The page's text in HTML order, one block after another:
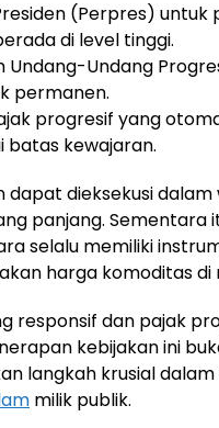
(Perpres) untuk
di level tinggi.
Undang-Undang
permanen.
progresif yang
batas kewajaran.
dieksekusi
panjang. Sementara
selalu memiliki
harga komoditas di
responsif dan pajak
kebijakan ini
langkah krusial
milik publik.